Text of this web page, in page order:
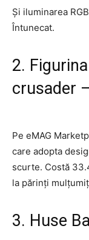
Şi iluminarea
Întunecat.
2.
crusader
Pe eMAG
care adopta
scurte. Costă
la părinţi
3. Huse